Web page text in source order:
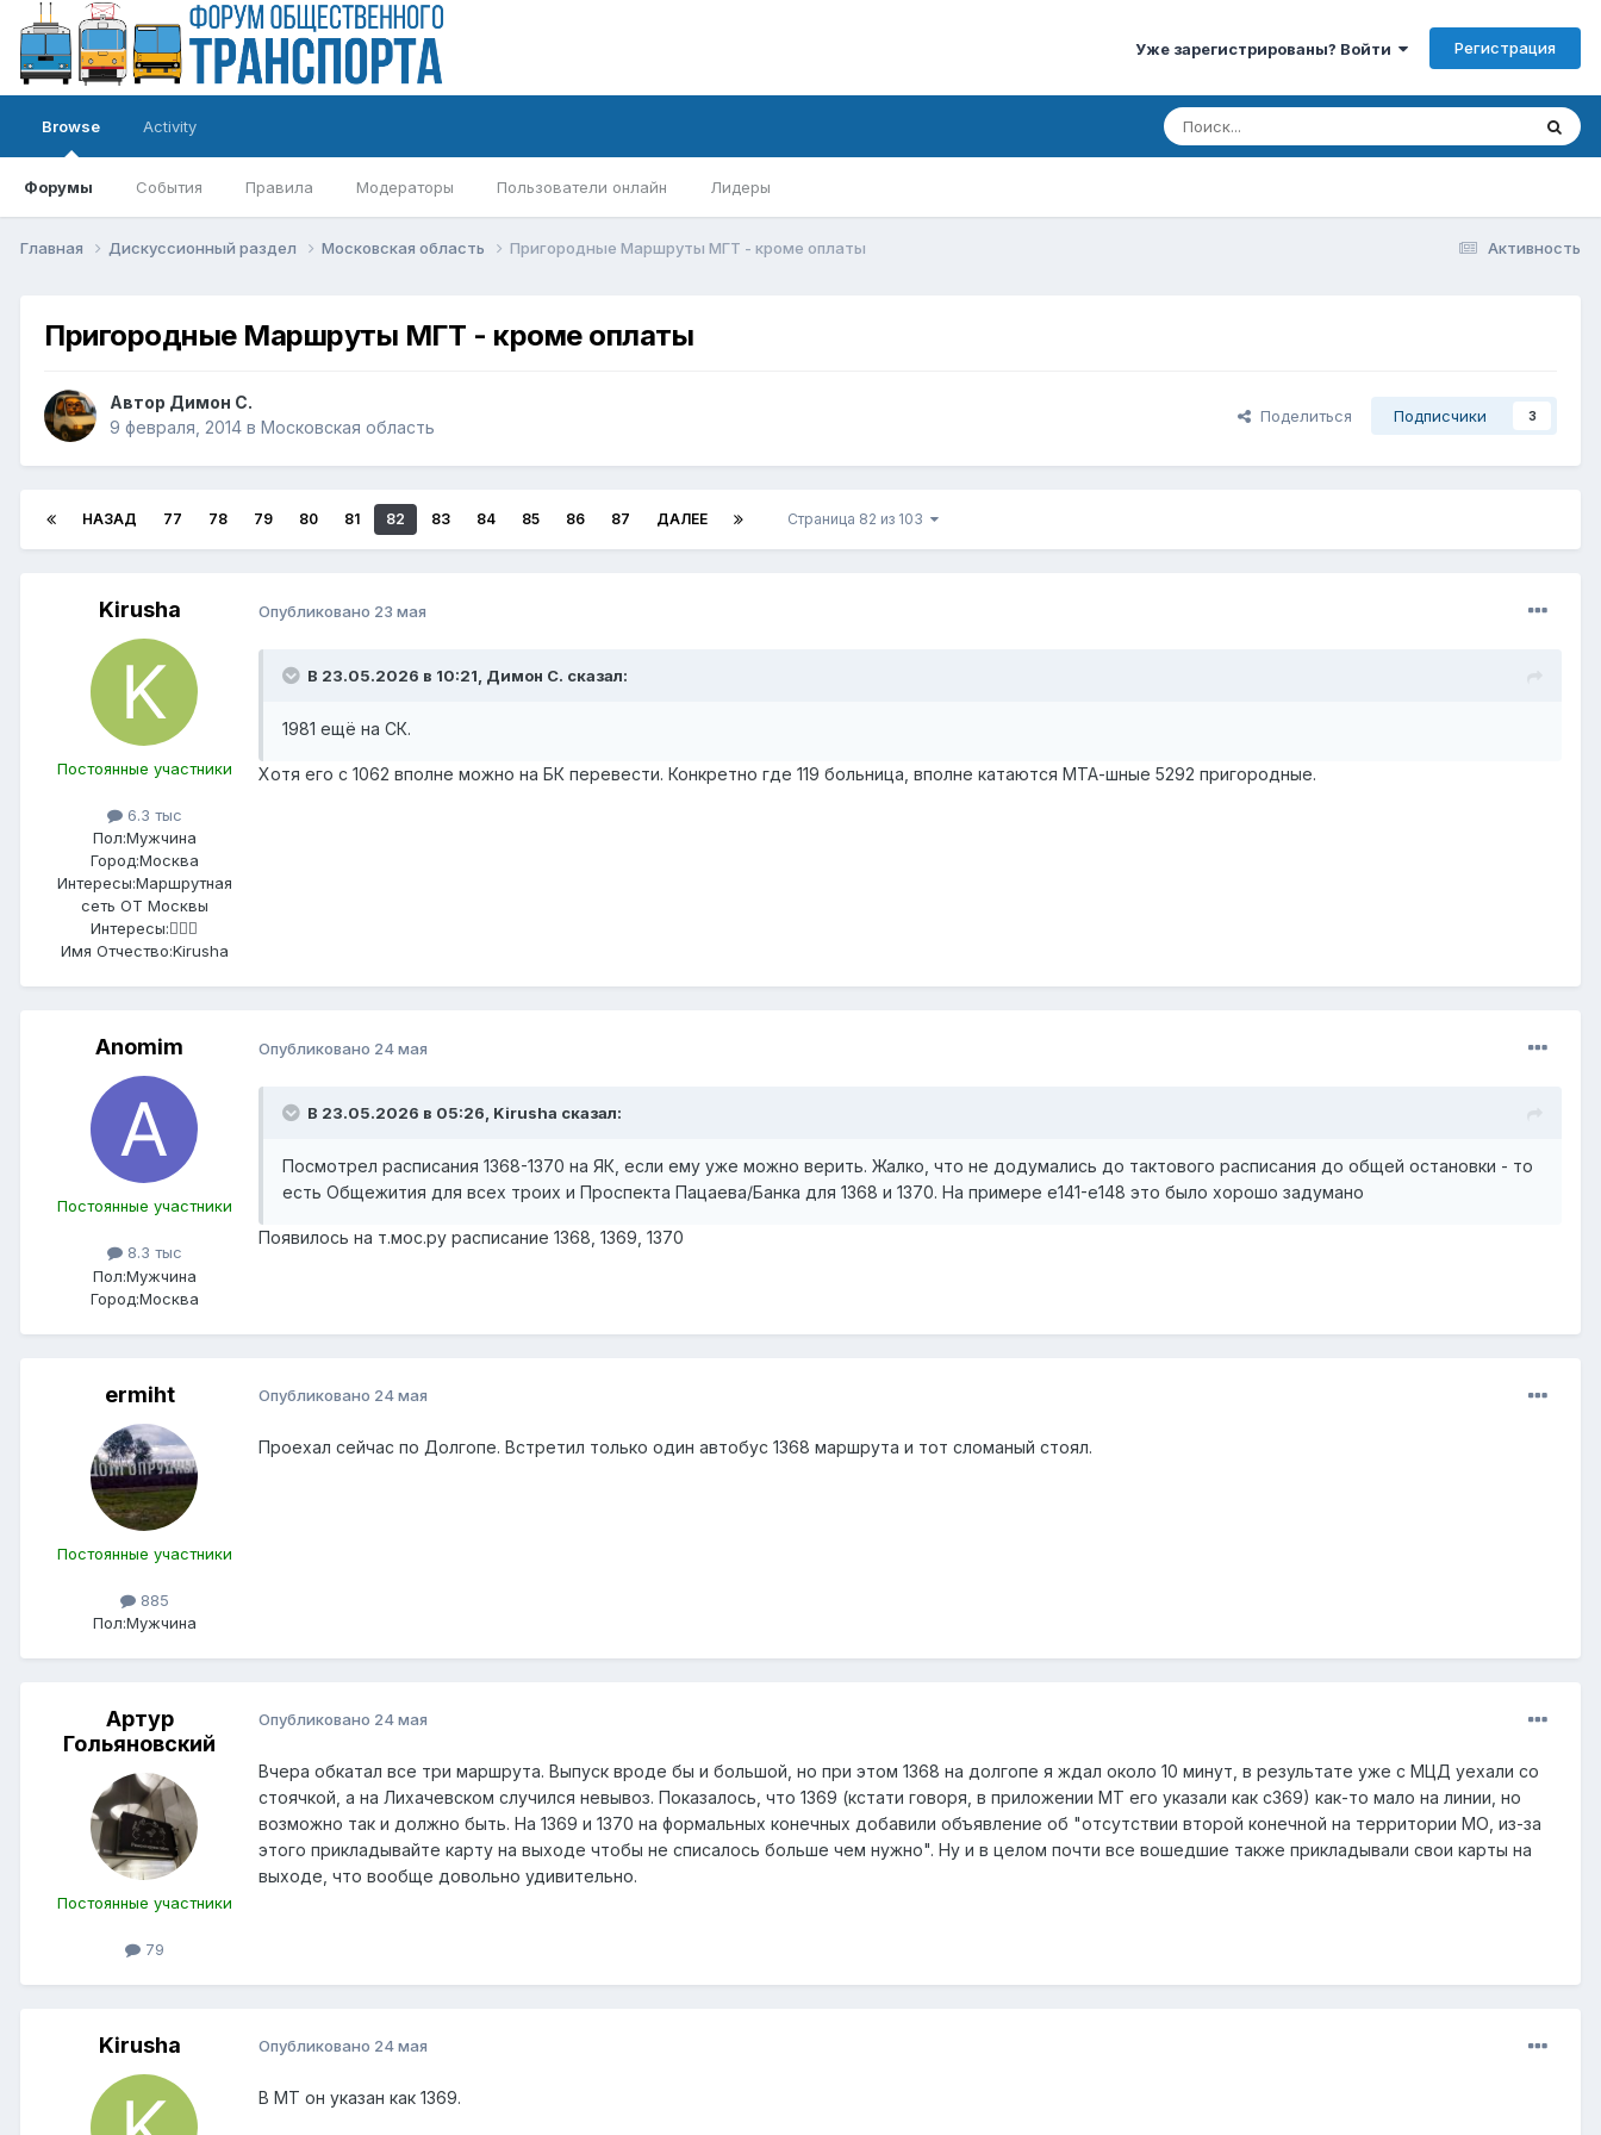
Уже зарегистрированы? Войти Регистрация
Browse
Форумы События Правила Модераторы Пользователи онлайн Лидеры
Activity
Активность
Главная Дискуссионный раздел Московская область Пригородные Маршруты МГТ - кроме оплаты
Пригородные Маршруты МГТ - кроме оплаты
Автор Димон С.
9 февраля, 2014 в Московская область
Поделиться Подписчики 3
НАЗАД 77 78 79 80 81 82 83 84 85 86 87 ДАЛЕЕ Страница 82 из 103
Kirusha
Постоянные участники
6.3 тыс
Пол:Мужчина
Город:Москва
Интересы:Маршрутная
сеть ОТ Москвы
Интересы:🤷🏻‍♂️
Имя Отчество:Kirusha
Опубликовано 23 мая
В 23.05.2026 в 10:21, Димон С. сказал:
1981 ещё на СК.
Хотя его с 1062 вполне можно на БК перевести. Конкретно где 119 больница, вполне катаются МТА-шные 5292 пригородные.
Anomim
Постоянные участники
8.3 тыс
Пол:Мужчина
Город:Москва
Опубликовано 24 мая
В 23.05.2026 в 05:26, Kirusha сказал:
Посмотрел расписания 1368-1370 на ЯК, если ему уже можно верить. Жалко, что не додумались до тактового расписания до общей остановки - то
есть Общежития для всех троих и Проспекта Пацаева/Банка для 1368 и 1370. На примере е141-е148 это было хорошо задумано
Появилось на т.мос.ру расписание 1368, 1369, 1370
ermiht
Постоянные участники
885
Пол:Мужчина
Опубликовано 24 мая
Проехал сейчас по Долгопе. Встретил только один автобус 1368 маршрута и тот сломаный стоял.
Артур
Гольяновский
Постоянные участники
79
Опубликовано 24 мая
Вчера обкатал все три маршрута. Выпуск вроде бы и большой, но при этом 1368 на долгопе я ждал около 10 минут, в результате уже с МЦД уехали со
стоячкой, а на Лихачевском случился невывоз. Показалось, что 1369 (кстати говоря, в приложении МТ его указали как с369) как-то мало на линии, но
возможно так и должно быть. На 1369 и 1370 на формальных конечных добавили объявление об "отсутствии второй конечной на территории МО, из-за
этого прикладывайте карту на выходе чтобы не списалось больше чем нужно". Ну и в целом почти все вошедшие также прикладывали свои карты на
выходе, что вообще довольно удивительно.
Kirusha Опубликовано 24 мая
В МТ он указан как 1369.